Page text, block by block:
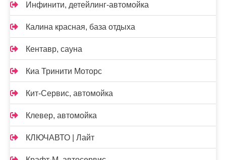
Инфинити, детейлинг-автомойка
Калина красная, база отдыха
Кентавр, сауна
Киа Тринити Моторс
Кит-Сервис, автомойка
Клевер, автомойка
КЛЮЧАВТО | Лайт